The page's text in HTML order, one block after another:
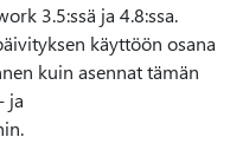
3.5:ssä ja 4.8:ssa.
käyttöön osana
kuin asennat tämän
- ja